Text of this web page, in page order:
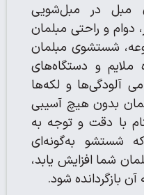
مبل در مبل‌شویی
و راحتی مبلمان
شستشوی مبلمان
ملایم و دستگاه‌های
آلودگی‌ها و لکه‌ها
بدون هیچ آسیبی
با دقت و توجه به
شستشو به‌گونه‌ای
شما افزایش یابد،
بازگردانده شود.